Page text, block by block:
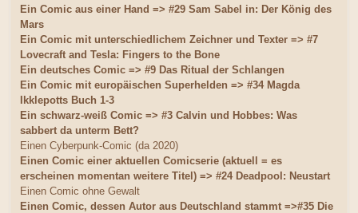
Ein Comic aus einer Hand => #29 Sam Sabel in: Der König des
Mars
Ein Comic mit unterschiedlichem Zeichner und Texter => #7
Lovecraft and Tesla: Fingers to the Bone
Ein deutsches Comic => #9 Das Ritual der Schlangen
Ein Comic mit europäischen Superhelden => #34 Magda
Ikklepotts Buch 1-3
Ein schwarz-weiß Comic => #3 Calvin und Hobbes: Was
sabbert da unterm Bett?
Einen Cyberpunk-Comic (da 2020)
Einen Comic einer aktuellen Comicserie (aktuell = es
erscheinen momentan weitere Titel) => #24 Deadpool: Neustart
Einen Comic ohne Gewalt
Einen Comic, dessen Autor aus Deutschland stammt =>#35 Die